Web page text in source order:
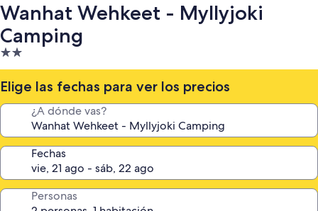
Wanhat Wehkeet - Myllyjoki
Camping
Alojamiento
de
2.0 estrellas
Elige las fechas para ver los precios
¿A dónde vas?
Fechas
Personas